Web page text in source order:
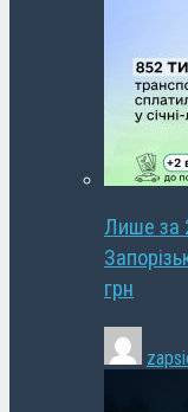
Лише за
грн